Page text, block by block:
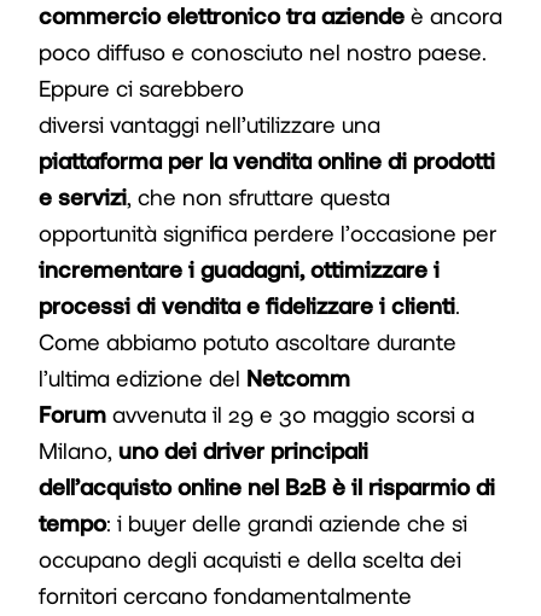
commercio elettronico tra aziende è ancora
poco diffuso e conosciuto nel nostro paese.
Eppure ci sarebbero
diversi vantaggi nell’utilizzare una
piattaforma per la vendita online di prodotti
e servizi, che non sfruttare questa
opportunità significa perdere l’occasione per
incrementare i guadagni, ottimizzare i
processi di vendita e fidelizzare i clienti.
Come abbiamo potuto ascoltare durante
l’ultima edizione del Netcomm
Forum avvenuta il 29 e 30 maggio scorsi a
Milano, uno dei driver principali
dell’acquisto online nel B2B è il risparmio di
tempo: i buyer delle grandi aziende che si
occupano degli acquisti e della scelta dei
fornitori cercano fondamentalmente